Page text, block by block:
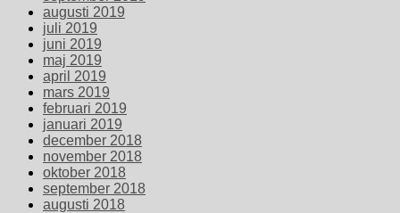
augusti 2019
juli 2019
juni 2019
maj 2019
april 2019
mars 2019
februari 2019
januari 2019
december 2018
november 2018
oktober 2018
september 2018
augusti 2018